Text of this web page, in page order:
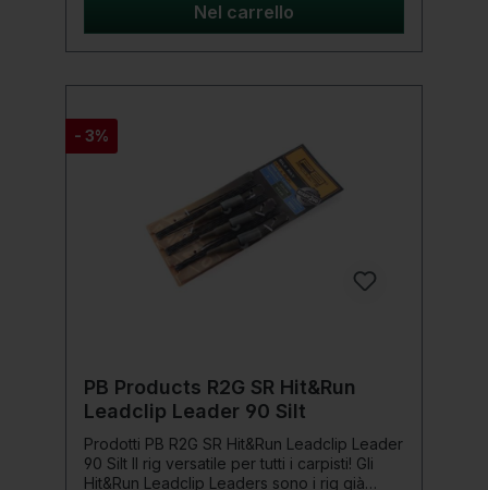
Nel carrello
- 3%
PB Products R2G SR Hit&Run
Leadclip Leader 90 Silt
Prodotti PB R2G SR Hit&Run Leadclip Leader
90 Silt Il rig versatile per tutti i carpisti! Gli
Hit&Run Leadclip Leaders sono i rig già